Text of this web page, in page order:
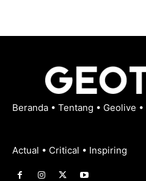
Beranda • Tentang • Geolive •
Actual • Critical • Inspiring